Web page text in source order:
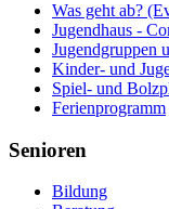
Was geht ab?
Jugendhaus -
Jugendgruppen
Kinder- und
Spiel- und
Ferienprogramm
Senioren
Bildung